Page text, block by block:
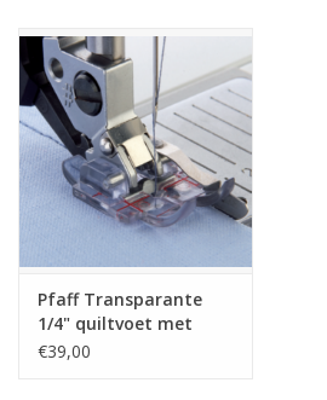
Stoffen
Breien en haken
Handwerk
Workshop
Sale / Coupons
Pfaff Transparante
1/4" quiltvoet met
geleider rechts + IDT
€39,00